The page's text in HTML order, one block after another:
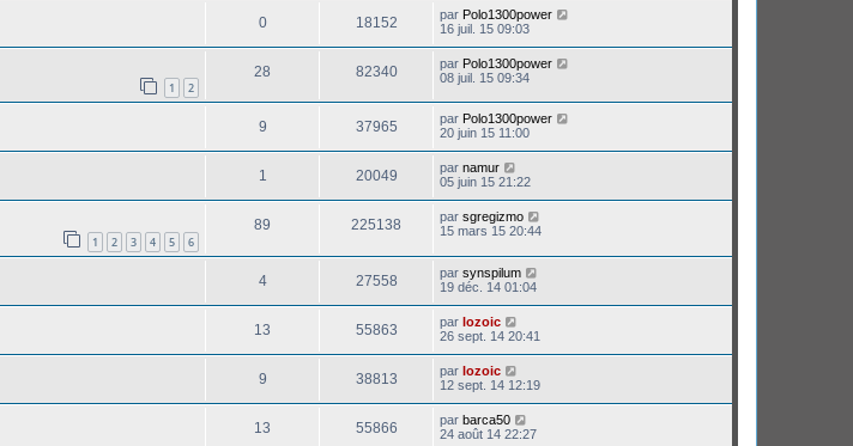
0 18152 par Polo1300power
16 juil. 15 09:03
1 2
28 82340 par Polo1300power
08 juil. 15 09:34
9 37965 par Polo1300power
20 juin 15 11:00
1 20049 par namur
05 juin 15 21:22
1 2 3 4 5 6
89 225138 par sgregizmo
15 mars 15 20:44
4 27558 par synspilum
19 déc. 14 01:04
13 55863 par lozoic
26 sept. 14 20:41
9 38813 par lozoic
12 sept. 14 12:19
13 55866 par barca50
24 août 14 22:27